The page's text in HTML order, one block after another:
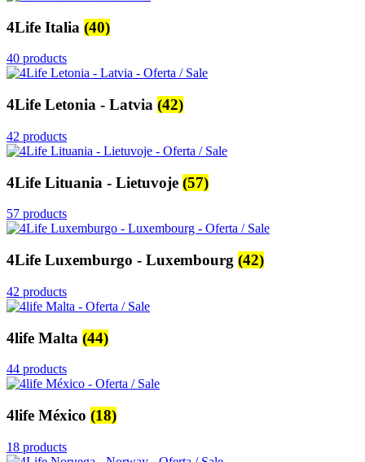
4Life Italia (40)
40 products
4Life Letonia - Latvia (42)
42 products
4Life Lituania - Lietuvoje (57)
57 products
4Life Luxemburgo - Luxembourg (42)
42 products
4life Malta (44)
44 products
4life México (18)
18 products